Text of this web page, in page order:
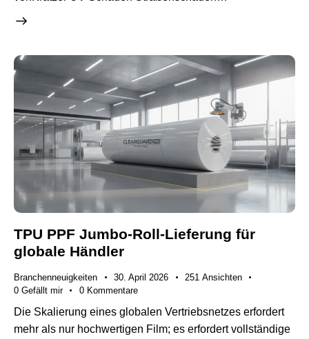
TPU PPF Jumbo-Roll-Lieferung für
globale Händler
Branchenneuigkeiten 30. April 2026 251 Ansichten
0 Gefällt mir 0 Kommentare
Die Skalierung eines globalen Vertriebsnetzes erfordert
mehr als nur hochwertigen Film; es erfordert vollständige